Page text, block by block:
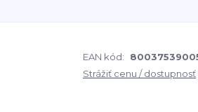
EAN kód:
Strážiť cenu / dostupnosť